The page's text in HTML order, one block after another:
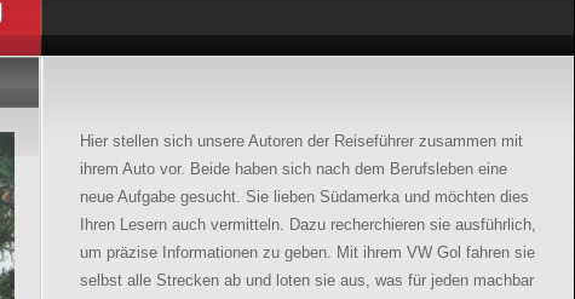
Hier stellen sich unsere Autoren der Reiseführer zusammen mit
ihrem Auto vor. Beide haben sich nach dem Berufsleben eine
neue Aufgabe gesucht. Sie lieben Südamerka und möchten dies
Ihren Lesern auch vermitteln. Dazu recherchieren sie ausführlich,
um präzise Informationen zu geben. Mit ihrem VW Gol fahren sie
selbst alle Strecken ab und loten sie aus, was für jeden machbar